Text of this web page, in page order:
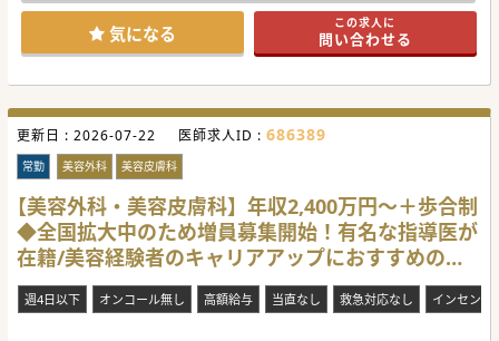
#秋入職可
気になる この求人に
問い合わせる
更新日 : 2026-07-22 医師求人ID : 686389
常勤 美容外科 美容皮膚科
【美容外科・美容皮膚科】年収2,400万円～＋歩合制
◆全国拡大中のため増員募集開始！有名な指導医が
在籍/美容経験者のキャリアアップにおすすめのク
リニックです！
週4日以下 オンコール無し 高額給与 当直なし 救急対応なし インセンテ